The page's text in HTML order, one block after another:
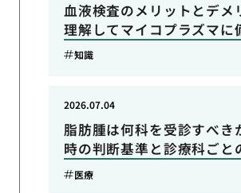
血液検査のメリットとデメ
理解してマイコプラズマに
知識
脂肪腫は何科を受診すべき
時の判断基準と診療科ごと
2026.07.04
医療